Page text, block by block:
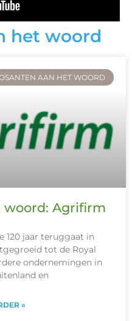
het woord
AAN HET WOORD
woord: Agrifirm
120 jaar teruggaat in
tot de Royal
ondernemingen in
en
»